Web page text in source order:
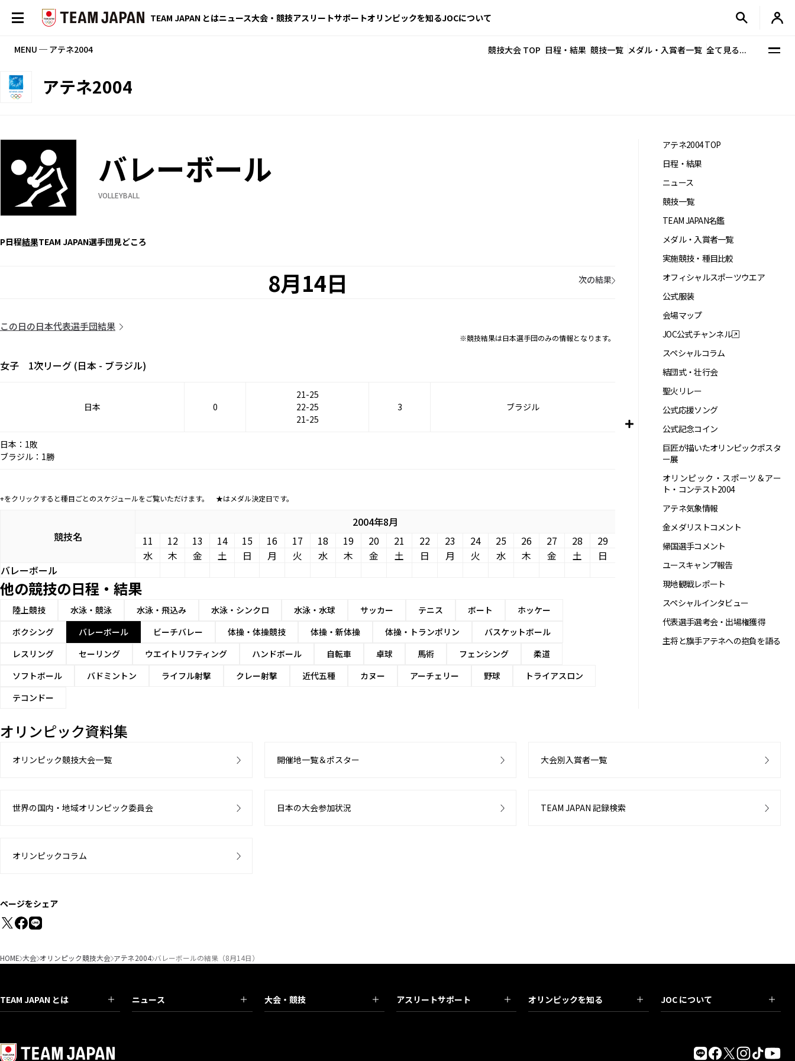
TEAM JAPAN とはニュース大会・競技アスリートサポートオリンピックを知るJOCについて
MENU ─ アテネ2004 競技大会 TOP 日程・結果 競技一覧 メダル・入賞者一覧 全て見る...
アテネ2004
バレーボール
VOLLEYBALL
日程結果TEAM JAPAN選手団見どころ
8月14日 次の結果
この日の日本代表選手団結果
※競技結果は日本選手団のみの情報となります。
女子 1次リーグ (日本 - ブラジル)
日本 0
21-25
22-25
21-25
3 ブラジル
日本：1敗
ブラジル：1勝
+をクリックすると種目ごとのスケジュールをご覧いただけます。 ★はメダル決定日です。
競技名
2004年8月
11
12 13 14 15 16 17 18 19 20 21 22 23 24 25 26 27 28
29
水
木 金 土 日 月 火 水 木 金 土 日 月 火 水 木 金 土
日
バレーボール
他の競技の日程・結果
陸上競技 水泳・競泳 水泳・飛込み 水泳・シンクロ 水泳・水球 サッカー テニス ボート
ホッケー
ボクシング
バレーボール ビーチバレー 体操・体操競技 体操・新体操 体操・トランポリン
バスケットボール
レスリング
セーリング ウエイトリフティング ハンドボール 自転車 卓球 馬術 フェンシング
柔道
ソフトボール
バドミントン ライフル射撃 クレー射撃 近代五種 カヌー アーチェリー 野球
トライアスロン
テコンドー
アテネ2004 TOP
日程・結果
ニュース
競技一覧
TEAM JAPAN名鑑
メダル・入賞者一覧
実施競技・種目比較
オフィシャルスポーツウエア
公式服装
会場マップ
JOC公式チャンネル
スペシャルコラム
結団式・壮行会
聖火リレー
公式応援ソング
公式記念コイン
巨匠が描いたオリンピックポスタ
ー展
オリンピック・スポーツ＆アー
ト・コンテスト2004
アテネ気象情報
金メダリストコメント
帰国選手コメント
ユースキャンプ報告
現地観戦レポート
スペシャルインタビュー
代表選手選考会・出場権獲得
主将と旗手アテネへの抱負を語る
オリンピック資料集
オリンピック競技大会一覧 開催地一覧＆ポスター 大会別入賞者一覧
世界の国内・地域オリンピック委員会 日本の大会参加状況 TEAM JAPAN 記録検索
オリンピックコラム
ページをシェア
HOME 大会 オリンピック競技大会 アテネ2004 バレーボールの結果（8月14日）
TEAM JAPAN とは ニュース 大会・競技 アスリートサポート オリンピックを知る JOC について